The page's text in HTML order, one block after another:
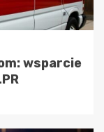
wsparcie